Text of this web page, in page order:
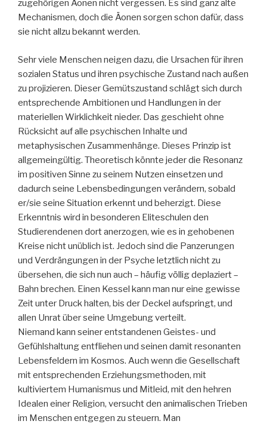
zugehörigen Äonen nicht vergessen. Es sind ganz alte
Mechanismen, doch die Äonen sorgen schon dafür, dass
sie nicht allzu bekannt werden.
Sehr viele Menschen neigen dazu, die Ursachen für ihren
sozialen Status und ihren psychische Zustand nach außen
zu projizieren. Dieser Gemütszustand schlägt sich durch
entsprechende Ambitionen und Handlungen in der
materiellen Wirklichkeit nieder. Das geschieht ohne
Rücksicht auf alle psychischen Inhalte und
metaphysischen Zusammenhänge. Dieses Prinzip ist
allgemeingültig. Theoretisch könnte jeder die Resonanz
im positiven Sinne zu seinem Nutzen einsetzen und
dadurch seine Lebensbedingungen verändern, sobald
er/sie seine Situation erkennt und beherzigt. Diese
Erkenntnis wird in besonderen Eliteschulen den
Studierendenen dort anerzogen, wie es in gehobenen
Kreise nicht unüblich ist. Jedoch sind die Panzerungen
und Verdrängungen in der Psyche letztlich nicht zu
übersehen, die sich nun auch – häufig völlig deplaziert –
Bahn brechen. Einen Kessel kann man nur eine gewisse
Zeit unter Druck halten, bis der Deckel aufspringt, und
allen Unrat über seine Umgebung verteilt.
Niemand kann seiner entstandenen Geistes- und
Gefühlshaltung entfliehen und seinen damit resonanten
Lebensfeldern im Kosmos. Auch wenn die Gesellschaft
mit entsprechenden Erziehungsmethoden, mit
kultiviertem Humanismus und Mitleid, mit den hehren
Idealen einer Religion, versucht den animalischen Trieben
im Menschen entgegen zu steuern. Man